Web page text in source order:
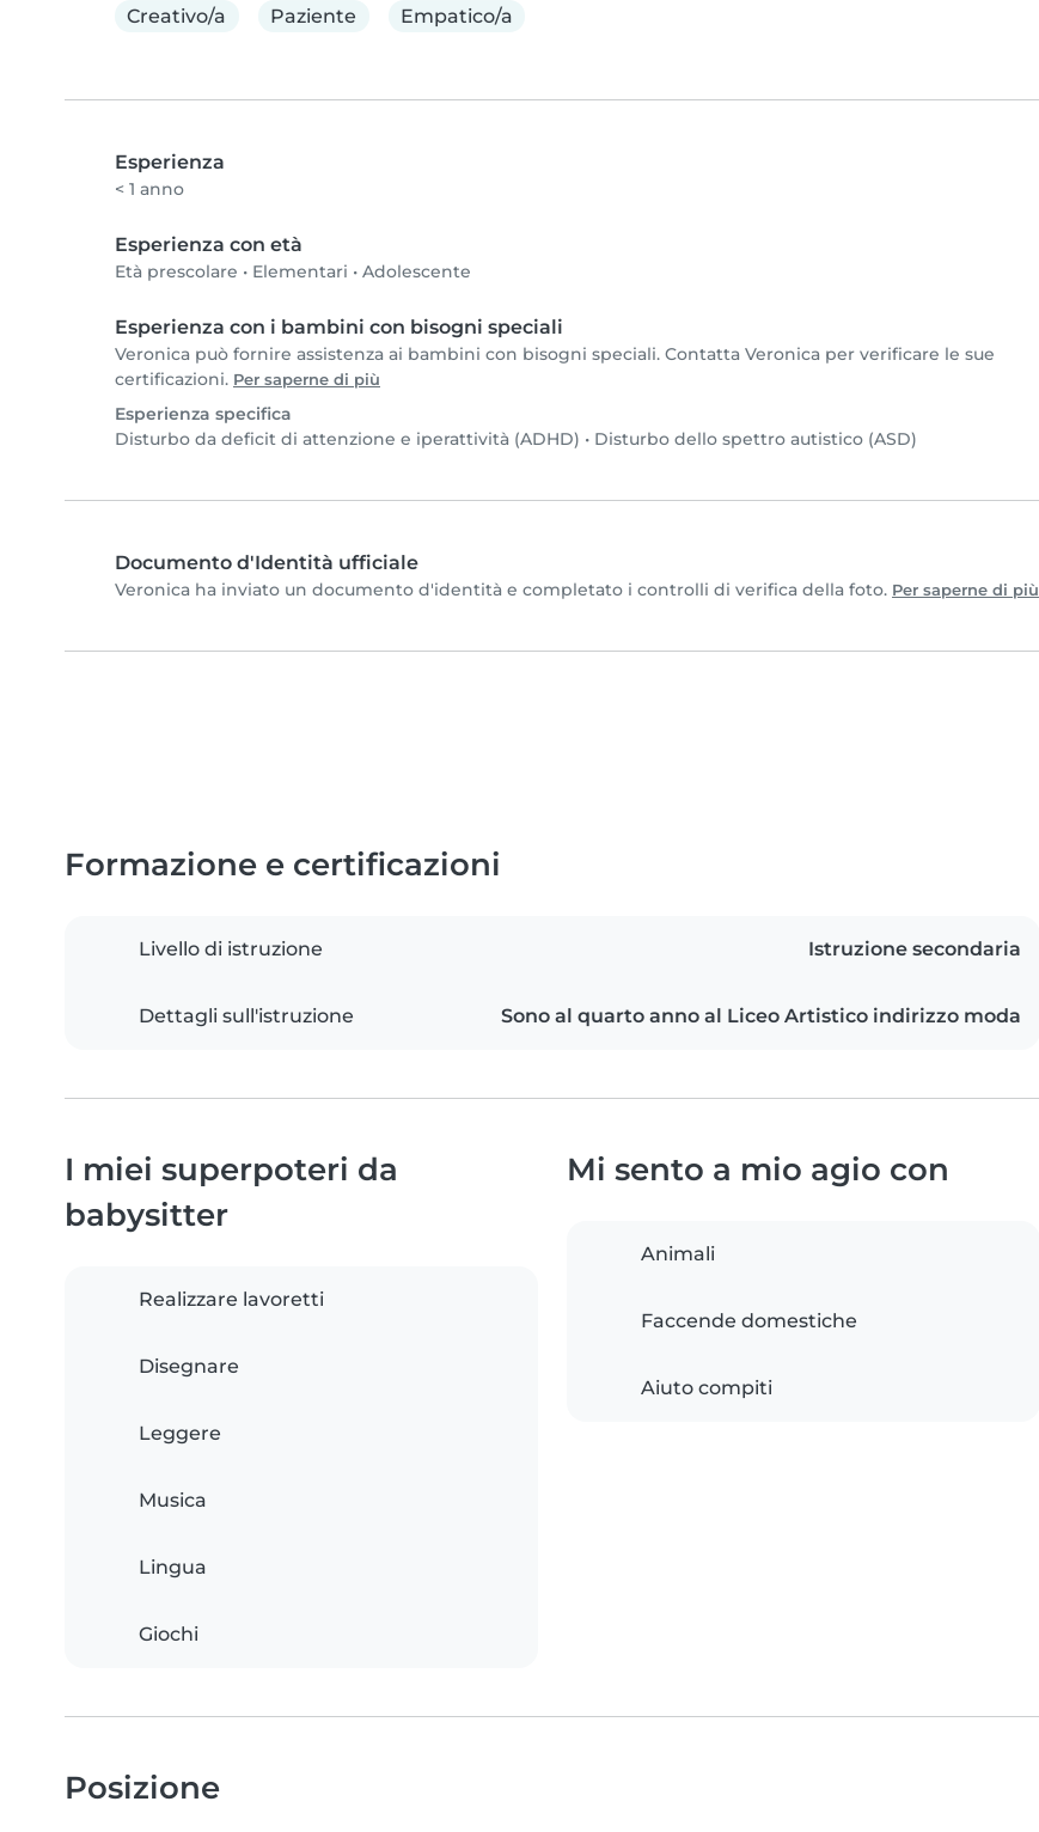
Creativo/a
Paziente Empatico/a
Esperienza
< 1 anno
Esperienza con età
Età prescolare • Elementari • Adolescente
Esperienza con i bambini con bisogni speciali
Veronica può fornire assistenza ai bambini con bisogni speciali. Contatta Veronica per verificare le sue
certificazioni. Per saperne di più
Esperienza specifica
Disturbo da deficit di attenzione e iperattività (ADHD) • Disturbo dello spettro autistico (ASD)
Documento d'Identità ufficiale
Veronica ha inviato un documento d'identità e completato i controlli di verifica della foto. Per saperne di più
Formazione e certificazioni
Livello di istruzione Istruzione secondaria
Dettagli sull'istruzione Sono al quarto anno al Liceo Artistico indirizzo moda
I miei superpoteri da
babysitter
Realizzare lavoretti
Disegnare
Leggere
Musica
Lingua
Giochi
Mi sento a mio agio con
Animali
Faccende domestiche
Aiuto compiti
Posizione